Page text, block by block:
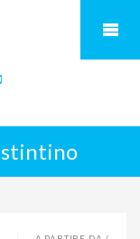
stintino